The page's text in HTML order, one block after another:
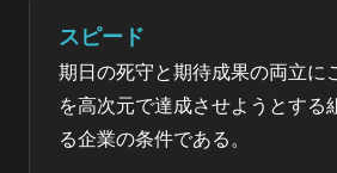
スピード
期日の死守と期待成果の両立に
を高次元で達成させようとする
る企業の条件である。